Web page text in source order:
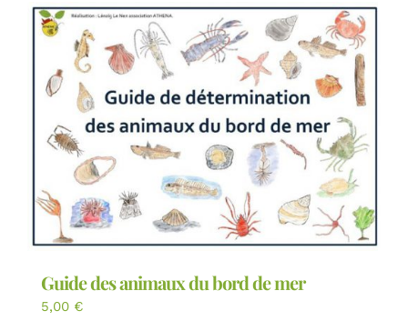
Guide des animaux du bord de mer
5,00 €